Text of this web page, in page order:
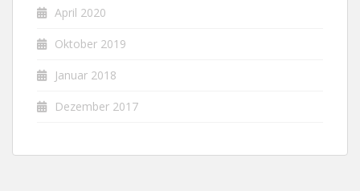
April 2020
Oktober 2019
Januar 2018
Dezember 2017